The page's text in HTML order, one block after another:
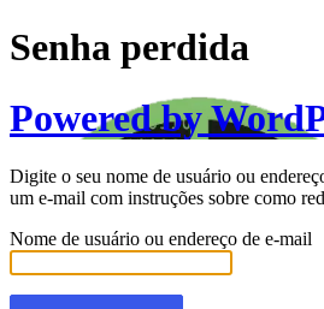
Senha perdida
Powered by
Digite o seu nome de usuário ou
um e-mail com instruções sobre como
Nome de usuário ou endereço de e-mail